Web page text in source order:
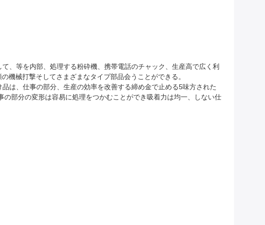
、等を内部、処理する粉砕機、携帯電話のチャック、生産高で広く利
機械打撃そしてさまざまなタイプ部品会うことができる。
は、仕事の部分、生産の効率を改善する締め金で止める5味方された
部分の変形は容易に処理をつかむことができ吸着力は均一、しない仕